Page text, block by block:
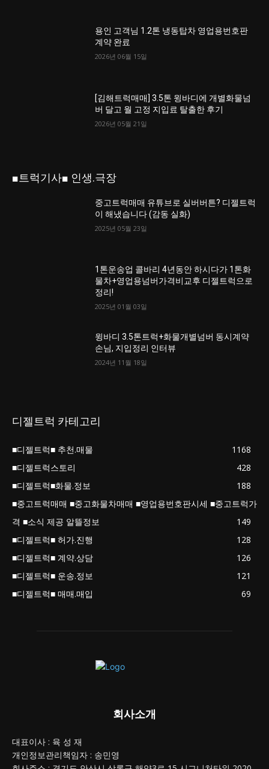
용인 고객님 1.2톤 냉동탑차 영업용번호판
계약 완료
2026년 06월 15일
[김해트럭매매] 3.5톤 윙바디에 개별화물넘
버 달고 월 고정 지입료 탈출한 후기
2026년 05월 21일
■트럭기사■ 인생.극장
중고트럭매매 유튜브로 실버버튼? 디젤트럭
이 해냈습니다 (감동 실화)
2025년 05월 23일
1톤운송업 콜바리 4년동안 하시다가 1톤화
물차+영업용넘버가격비교후 디젤트럭으로
정리!
2025년 01월 03일
윙바디 3.5톤트럭+화물개별넘버 동시계약
손님, 지입정리 인터뷰
2024년 11월 18일
디젤트럭 카테고리
■디젤트럭■ 추천.매물
1168
■디젤트럭스토리
428
■디젤트럭■화물.정보
188
■중고트럭매매 ■중고화물차매매 ■영업용번호판시세 ■중고트럭가
격 ■소식 제공 알뜰정보
149
■디젤트럭■ 허가.진행
128
■디젤트럭■ 계약.상담
126
■디젤트럭■ 운송.정보
121
■디젤트럭■ 매매.매입
69
회사소개
대표이사 : 육 성 재
개인정보관리책임자 : 송민영